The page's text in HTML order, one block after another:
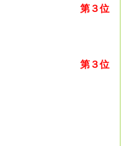
第３位
第３位